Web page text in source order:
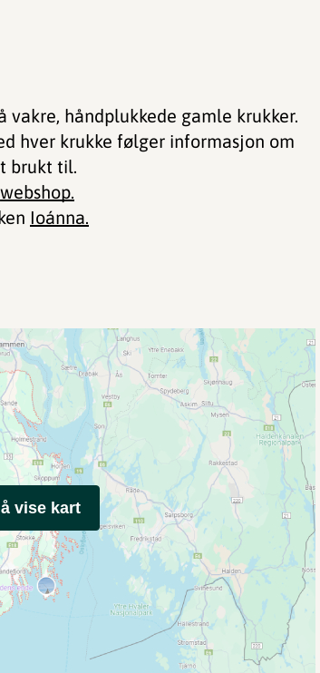
vakre, håndplukkede gamle krukker.
hver krukke følger informasjon om
brukt til.
webshop.
Ioánna.
vise kart